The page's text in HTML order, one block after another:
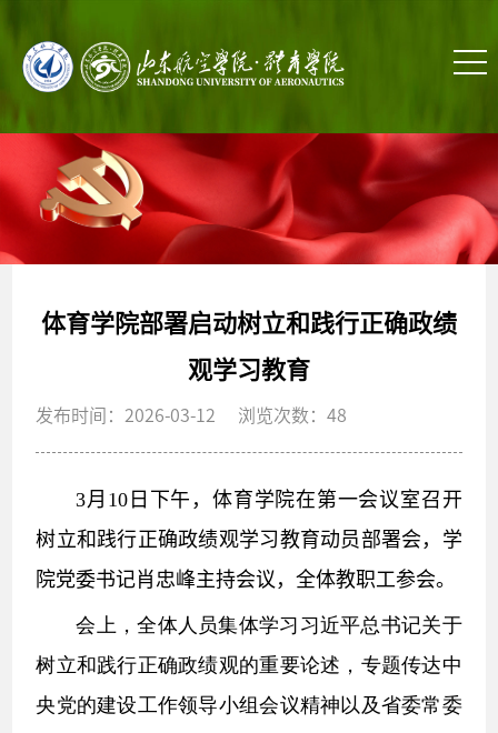
体育学院部署启动树立和践行正确政绩
观学习教育
发布时间：2026-03-12 浏览次数：48
3月 10 日下午，体育学院在第一会议室召开
树立和践行正确政绩观学习教育动员部署会，学
院党委书记肖忠峰主持会议，全体教职工参会。
会上，全体人员集体学习习近平总书记关于
树立和践行正确政绩观的重要论述，专题传达中
央党的建设工作领导小组会议精神以及省委常委